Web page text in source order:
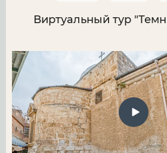
Виртуальный тур